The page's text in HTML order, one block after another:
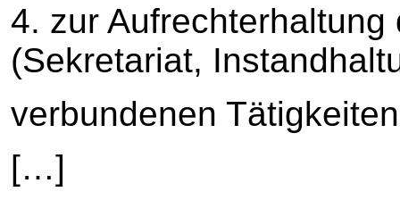
4. zur
(Sekretariat,
verbundenen
[…]